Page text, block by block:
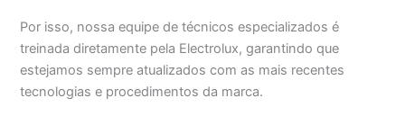
Por isso, nossa equipe de técnicos especializados é
treinada diretamente pela Electrolux, garantindo que
estejamos sempre atualizados com as mais recentes
tecnologias e procedimentos da marca.